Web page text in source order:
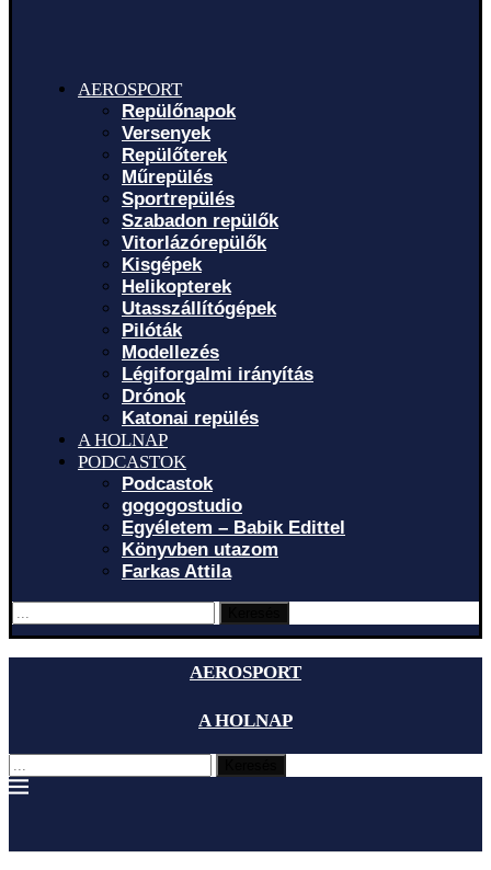
AEROSPORT
Repülőnapok
Versenyek
Repülőterek
Műrepülés
Sportrepülés
Szabadon repülők
Vitorlázórepülők
Kisgépek
Helikopterek
Utasszállítógépek
Pilóták
Modellezés
Légiforgalmi irányítás
Drónok
Katonai repülés
A HOLNAP
PODCASTOK
Podcastok
gogogostudio
Egyéletem – Babik Edittel
Könyvben utazom
Farkas Attila
AEROSPORT
A HOLNAP